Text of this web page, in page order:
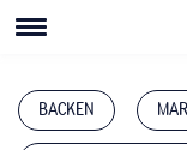
BACKEN